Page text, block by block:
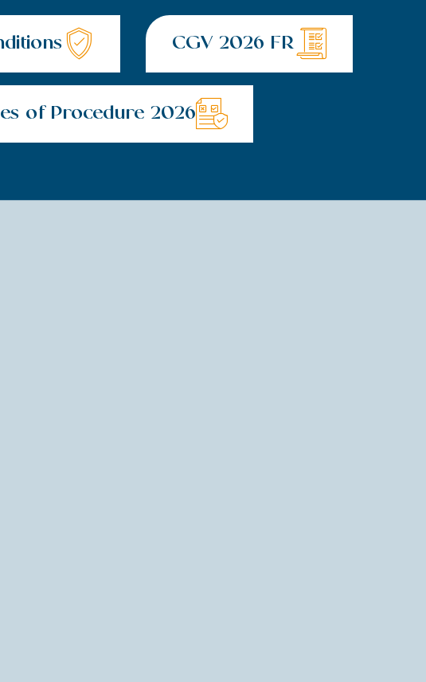
CGV 2026 FR
of Procedure 2026